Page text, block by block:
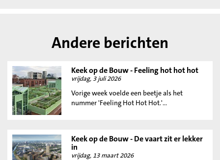
Andere berichten
Keek op de Bouw - Feeling hot hot hot
vrijdag, 3 juli 2026
Vorige week voelde een beetje als het
nummer 'Feeling Hot Hot Hot.'...
Keek op de Bouw - De vaart zit er lekker
in
vrijdag, 13 maart 2026